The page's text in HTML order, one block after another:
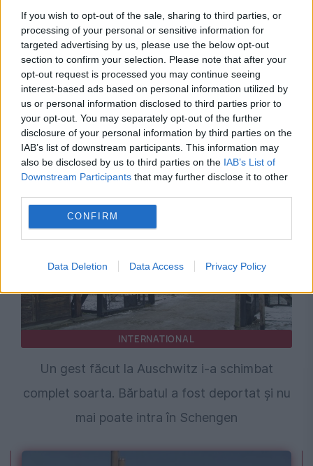
If you wish to opt-out of the sale, sharing to third parties, or
processing of your personal or sensitive information for
targeted advertising by us, please use the below opt-out
section to confirm your selection. Please note that after your
opt-out request is processed you may continue seeing
interest-based ads based on personal information utilized by
us or personal information disclosed to third parties prior to
your opt-out. You may separately opt-out of the further
disclosure of your personal information by third parties on the
IAB’s list of downstream participants. This information may
also be disclosed by us to third parties on the IAB’s List of
Downstream Participants that may further disclose it to other
CONFIRM
Data Deletion Data Access Privacy Policy
INTERNATIONAL
Bătălie legală uriașă la Bruxelles. Polonia a
făcut apel împotriva gigantului Pfizer pentru
dozele nelivrate
INTERNATIONAL
Un gest făcut la Auschwitz i-a schimbat
complet soarta. Bărbatul a fost deportat și nu
mai poate intra în Schengen